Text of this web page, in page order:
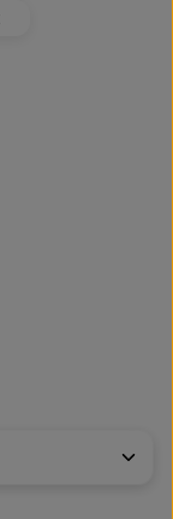
Wert ein